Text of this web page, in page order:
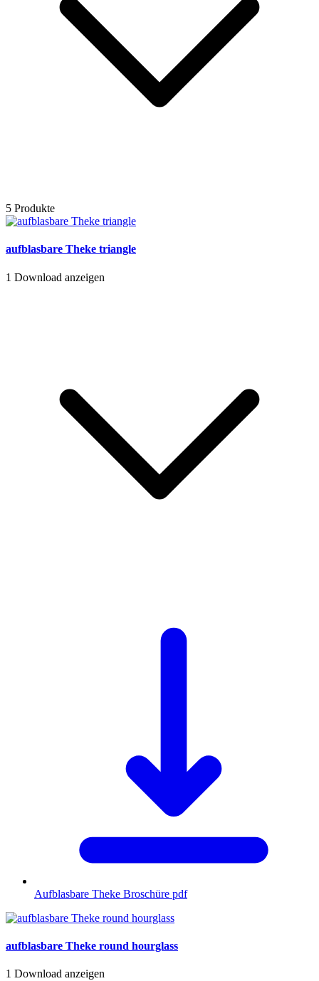
5 Produkte
aufblasbare Theke triangle
1 Download anzeigen
Aufblasbare Theke Broschüre pdf
aufblasbare Theke round hourglass
1 Download anzeigen